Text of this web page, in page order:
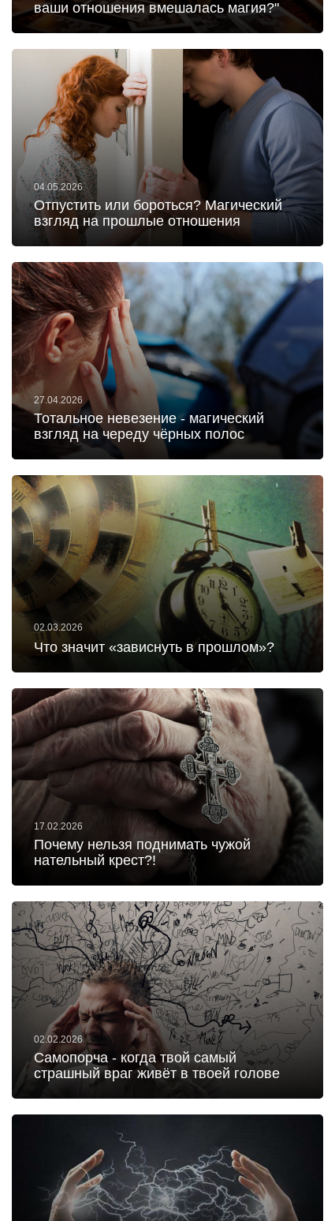
ваши отношения вмешалась магия?"
04.05.2026
Отпустить или бороться? Магический
взгляд на прошлые отношения
27.04.2026
Тотальное невезение - магический
взгляд на череду чёрных полос
02.03.2026
Что значит «зависнуть в прошлом»?
17.02.2026
Почему нельзя поднимать чужой
нательный крест?!
02.02.2026
Самопорча - когда твой самый
страшный враг живёт в твоей голове